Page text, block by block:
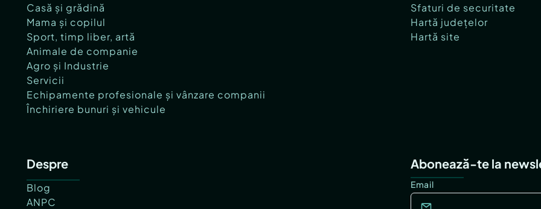
Casă și grădină
Mama și copilul
Sport, timp liber, artă
Animale de companie
Agro și Industrie
Servicii
Echipamente profesionale și vânzare companii
Închiriere bunuri și vehicule
Sfaturi de securitate
Hartă județelor
Hartă site
Despre
Blog
ANPC
Abonează-te la
Email